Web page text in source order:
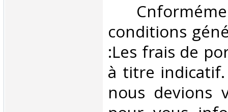
conditions
:Les frais de
à titre
nous devions